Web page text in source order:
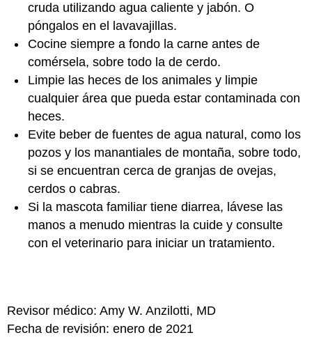
cruda utilizando agua caliente y jabón. O
póngalos en el lavavajillas.
Cocine siempre a fondo la carne antes de
comérsela, sobre todo la de cerdo.
Limpie las heces de los animales y limpie
cualquier área que pueda estar contaminada con
heces.
Evite beber de fuentes de agua natural, como los
pozos y los manantiales de montaña, sobre todo,
si se encuentran cerca de granjas de ovejas,
cerdos o cabras.
Si la mascota familiar tiene diarrea, lávese las
manos a menudo mientras la cuide y consulte
con el veterinario para iniciar un tratamiento.
Revisor médico: Amy W. Anzilotti, MD
Fecha de revisión: enero de 2021